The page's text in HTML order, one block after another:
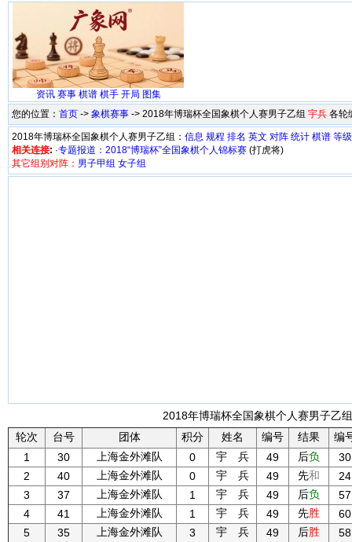
资讯 赛事 棋谱 棋手 开局 图集
您的位置： 首页 -> 象棋赛事 -> 2018年博瑞杯全国象棋个人赛男子乙组 宇兵 各轮
2018年博瑞杯全国象棋个人赛男子乙组： 信息 规程 排名 英文 对阵 统计 棋谱 等
相关连接: ·专题报道：2018“博瑞杯”全国象棋个人锦标赛 (打虎将)
其它组别对阵： 男子甲组 女子组
2018年博瑞杯全国象棋个人赛男子乙
轮次
台号 团体 积分 姓名 编号 结果
编
1
30 上海金外滩队 0 宇 兵 49 后负
30
2
40 上海金外滩队 0 宇 兵 49 先和
24
3
37 上海金外滩队 1 宇 兵 49 后负
57
4
41 上海金外滩队 1 宇 兵 49 先胜
60
5
35 上海金外滩队 3 宇 兵 49 后胜
58